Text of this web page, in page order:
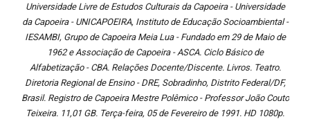
Universidade Livre de Estudos Culturais da Capoeira - Universidade
da Capoeira - UNICAPOEIRA, Instituto de Educação Socioambiental -
IESAMBI, Grupo de Capoeira Meia Lua - Fundado em 29 de Maio de
1962 e Associação de Capoeira - ASCA. Ciclo Básico de
Alfabetização - CBA. Relações Docente/Discente. Livros. Teatro.
Diretoria Regional de Ensino - DRE, Sobradinho, Distrito Federal/DF,
Brasil. Registro de Capoeira Mestre Polêmico - Professor João Couto
Teixeira. 11,01 GB. Terça-feira, 05 de Fevereiro de 1991. HD 1080p.